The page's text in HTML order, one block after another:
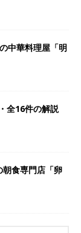
中華料理屋「明
全16件の解説
食専門店「卵